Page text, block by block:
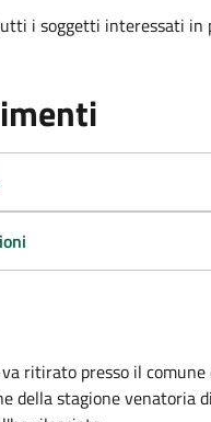
i soggetti interessati in
ritirato presso il comune
della stagione venatoria